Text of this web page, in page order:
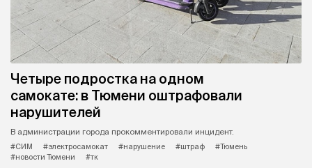
Четыре подростка на одном
самокате: в Тюмени оштрафовали
нарушителей
В администрации города прокомментировали инцидент.
#СИМ
#электросамокат #нарушение #штраф
#Тюмень
#новости Тюмени
#тк